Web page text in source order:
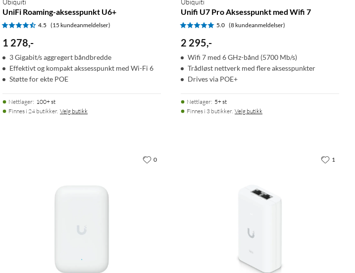
Ubiquiti
UniFi Roaming-aksesspunkt U6+
4.5 (15 kundeanmeldelser)
1 278,-
3 Gigabit/s aggregert båndbredde
Effektivt og kompakt akssesspunkt med Wi-Fi 6
Støtte for ekte POE
Nettlager: 100+ st
Finnes i 24 butikker. Velg butikk
Ubiquiti
Unifi U7 Pro Aksesspunkt med Wifi 7
5.0 (8 kundeanmeldelser)
2 295,-
Wifi 7 med 6 GHz-bånd (5700 Mb/s)
Trådløst nettverk med flere aksesspunkter
Drives via POE+
Nettlager: 5+ st
Finnes i 3 butikker. Velg butikk
0 1